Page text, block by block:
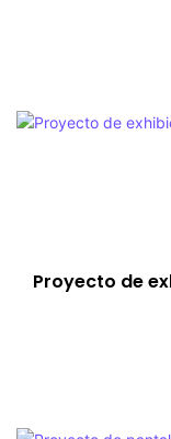
Proyecto de